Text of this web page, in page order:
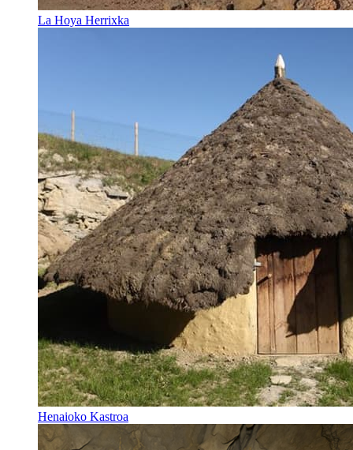
La Hoya Herrixka
Henaioko Kastroa